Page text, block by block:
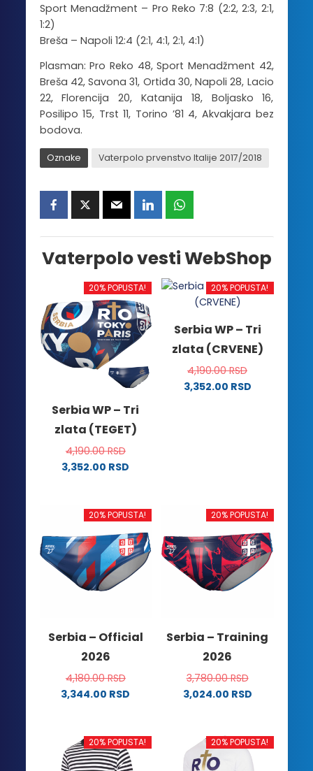
Sport Menadžment – Pro Reko 7:8 (2:2, 2:3, 2:1,
1:2)
Breša – Napoli 12:4 (2:1, 4:1, 2:1, 4:1)
Plasman: Pro Reko 48, Sport Menadžment 42,
Breša 42, Savona 31, Ortiđa 30, Napoli 28, Lacio
22, Florencija 20, Katanija 18, Boljasko 16,
Posilipo 15, Trst 11, Torino ’81 4, Akvakjara bez
bodova.
Oznake Vaterpolo prvenstvo Italije 2017/2018
Vaterpolo vesti WebShop
20% POPUSTA!
Serbia WP – Tri
zlata (TEGET)
4,190.00RSD
3,352.00 RSD
ima
varijanti.
Opcije
mogu
biti
stranici
proizvoda.
20% POPUSTA!
Serbia WP – Tri
zlata (CRVENE)
4,190.00RSD
3,352.00 RSD
biti
izabrane
na
stranici
proizvoda.
20% POPUSTA!
Serbia – Official
2026
4,180.00RSD
3,344.00 RSD
ima
više
20% POPUSTA!
Serbia – Training
2026
3,780.00RSD
3,024.00 RSD
ima
više
20% POPUSTA! 20% POPUSTA!